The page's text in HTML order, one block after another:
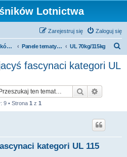
Lotnictwa
Zaloguj się
Zarejestruj się
Forum Miłośników Lotnictwa Panele tematyczne UL 70kg/115kg
fascynaci kategori UL
Szukaj
9 • Strona 1 z 1
kategori UL 115